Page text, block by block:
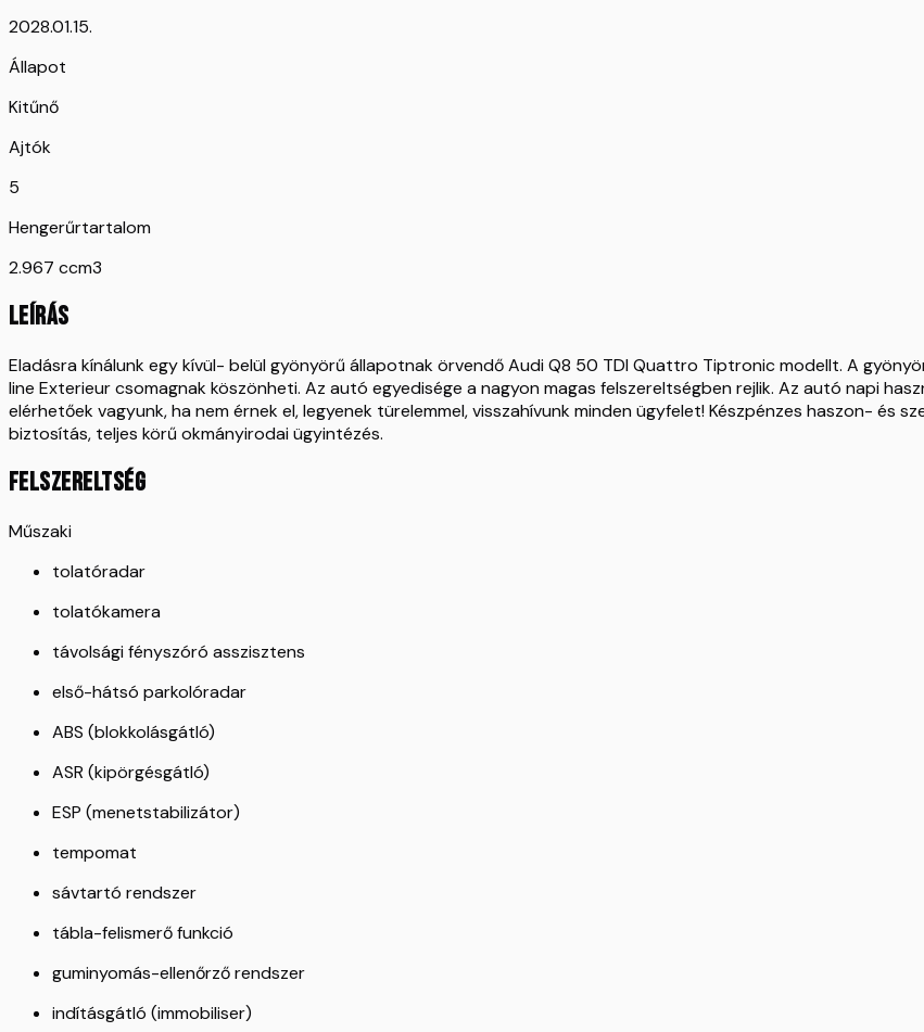
2028.01.15.
Állapot
Kitűnő
Ajtók
5
Hengerűrtartalom
2.967 ccm3
LEÍRÁS
Eladásra kínálunk egy kívül- belül gyönyörű állapotnak örvendő Audi Q8 50 TDI Quattro Tiptronic modellt. A
line Exterieur csomagnak köszönheti. Az autó egyedisége a nagyon magas felszereltségben rejlik. Az autó napi
elérhetőek vagyunk, ha nem érnek el, legyenek türelemmel, visszahívunk minden ügyfelet! Készpénzes haszon- és
biztosítás, teljes körű okmányirodai ügyintézés.
FELSZERELTSÉG
Műszaki
tolatóradar
tolatókamera
távolsági fényszóró asszisztens
első-hátsó parkolóradar
ABS (blokkolásgátló)
ASR (kipörgésgátló)
ESP (menetstabilizátor)
tempomat
sávtartó rendszer
tábla-felismerő funkció
guminyomás-ellenőrző rendszer
indításgátló (immobiliser)